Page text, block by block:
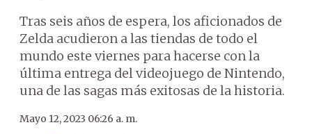
Tras seis años de espera, los aficionados de
Zelda acudieron a las tiendas de todo el
mundo este viernes para hacerse con la
última entrega del videojuego de Nintendo,
una de las sagas más exitosas de la historia.
Mayo 12, 2023 06:26 a. m.